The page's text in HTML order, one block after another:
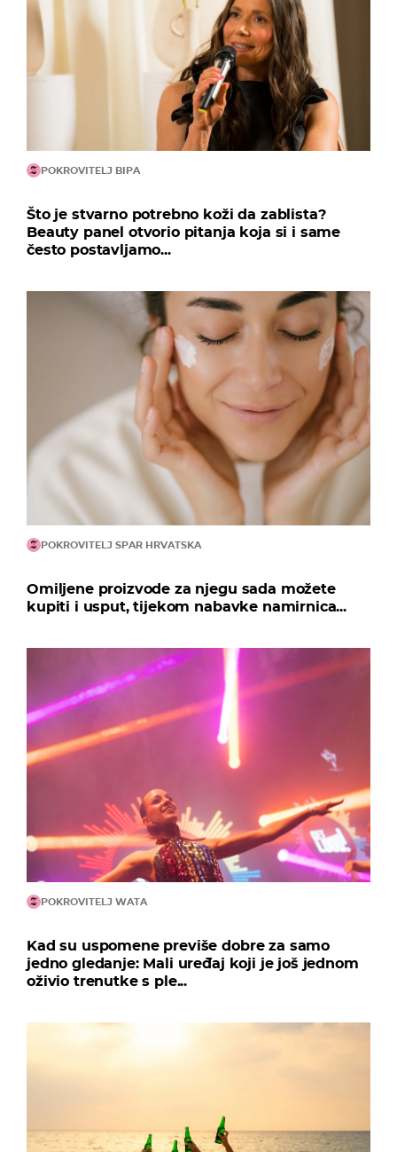
POKROVITELJ BIPA
Što je stvarno potrebno koži da zablista?
Beauty panel otvorio pitanja koja si i same
često postavljamo...
POKROVITELJ SPAR HRVATSKA
Omiljene proizvode za njegu sada možete
kupiti i usput, tijekom nabavke namirnica...
POKROVITELJ WATA
Kad su uspomene previše dobre za samo
jedno gledanje: Mali uređaj koji je još jednom
oživio trenutke s ple...